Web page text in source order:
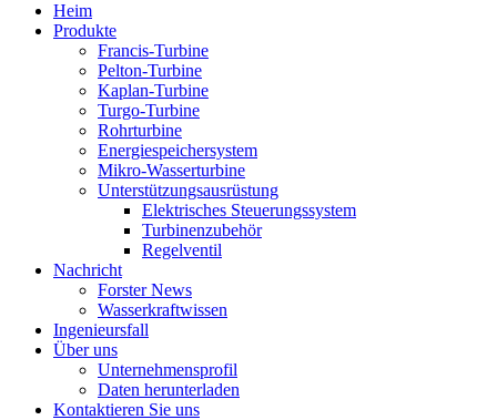
Heim
Produkte
Francis-Turbine
Pelton-Turbine
Kaplan-Turbine
Turgo-Turbine
Rohrturbine
Energiespeichersystem
Mikro-Wasserturbine
Unterstützungsausrüstung
Elektrisches Steuerungssystem
Turbinenzubehör
Regelventil
Nachricht
Forster News
Wasserkraftwissen
Ingenieursfall
Über uns
Unternehmensprofil
Daten herunterladen
Kontaktieren Sie uns